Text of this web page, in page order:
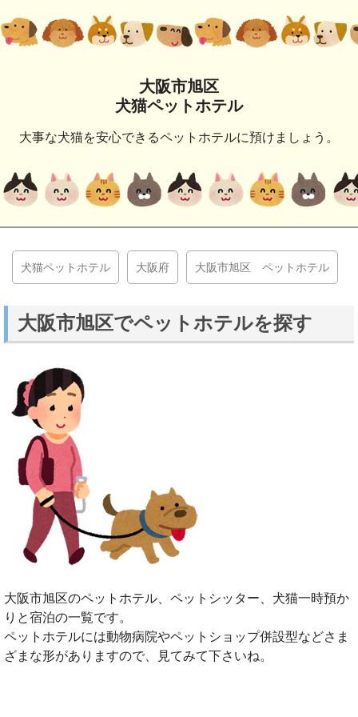
大阪市旭区
犬猫ペットホテル
大事な犬猫を安心できるペットホテルに預けましょう。
犬猫ペットホテル 大阪府 大阪市旭区 ペットホテル
大阪市旭区でペットホテルを探す
大阪市旭区のペットホテル、ペットシッター、犬猫一時預か
りと宿泊の一覧です。
ペットホテルには動物病院やペットショップ併設型などさま
ざまな形がありますので、見てみて下さいね。